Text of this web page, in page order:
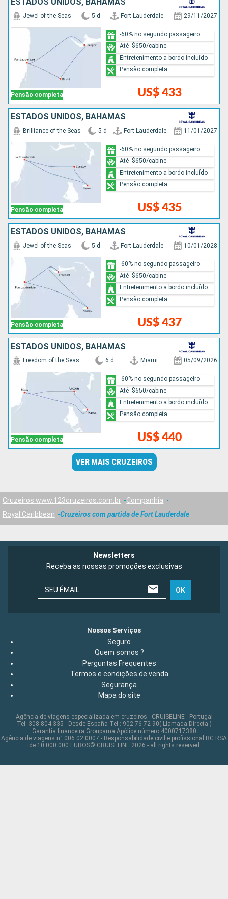
ESTADOS UNIDOS, BAHAMAS
Pensão completa
Jewel of the Seas 5 d Fort Lauderdale 29/11/2027
US$ 433
-60% no segundo passageiro
Até -$650/cabine
Entretenimento a bordo incluído
Pensão completa
ESTADOS UNIDOS, BAHAMAS
Pensão completa
Brilliance of the Seas 5 d Fort Lauderdale 11/01/2027
US$ 435
-60% no segundo passageiro
Até -$650/cabine
Entretenimento a bordo incluído
Pensão completa
ESTADOS UNIDOS, BAHAMAS
Pensão completa
Jewel of the Seas 5 d Fort Lauderdale 10/01/2028
US$ 437
-60% no segundo passageiro
Até -$650/cabine
Entretenimento a bordo incluído
Pensão completa
ESTADOS UNIDOS, BAHAMAS
Pensão completa
Freedom of the Seas 6 d Miami 05/09/2026
US$ 440
-60% no segundo passageiro
Até -$650/cabine
Entretenimento a bordo incluído
Pensão completa
VER MAIS CRUZEIROS
Cruzeiros www.123cruzeiros.com.br
Companhia
Royal Caribbean
Cruzeiros com partida de Fort Lauderdale
Newsletters
Receba as nossas promoções exclusivas
SEU ÉMAIL OK
Nossos Serviços
Seguro
Quem somos ?
Perguntas Frequentes
Termos e condições de venda
Segurança
Mapa do site
Agência de viagens especializada em cruzeiros - CRUISELINE - Portugal
Tel: 308 804 335 - Desde España Tel : 902 76 72 90( Llamada Directa )
Garantia financeira Groupama Apólice número 4000717380
Agência de viagens n° 006 02 0007 - Responsabilidade civil e profissional RC RSA
de 10 000 000 EUROS© CRUISELINE 2026 - all rights reserved